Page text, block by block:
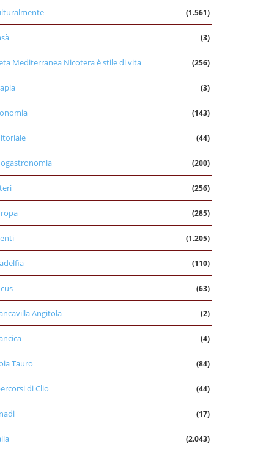
(1.561)
(3)
Mediterranea Nicotera è stile di vita (256)
(3)
(143)
(44)
(200)
(256)
(285)
(1.205)
(110)
(63)
Angitola (2)
(4)
Tauro (84)
di Clio (44)
(17)
(2.043)